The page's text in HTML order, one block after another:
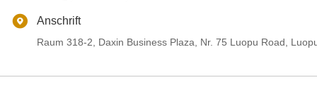
Anschrift
Raum 318-2, Daxin Business Plaza, Nr. 75 Luopu Road,